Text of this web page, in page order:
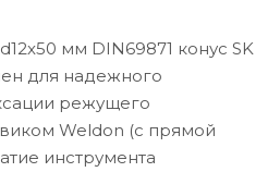
мм DIN69871 конус SK
для надежного
режущего
Weldon (с прямой
инструмента